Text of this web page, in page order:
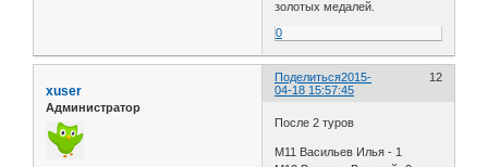
золотых медалей.
0
Поделиться 12
2015-
04-18 15:57:45
xuser
Администратор
После 2 туров
M11 Васильев Илья - 1